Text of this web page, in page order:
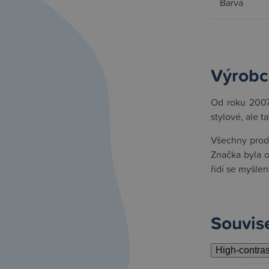
Od roku
stylové, ale
Všechny
Značka byla
řídí se
High-